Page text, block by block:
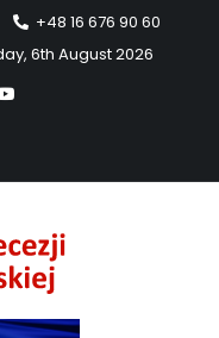
+48 16 676 90 60
6th August 2026